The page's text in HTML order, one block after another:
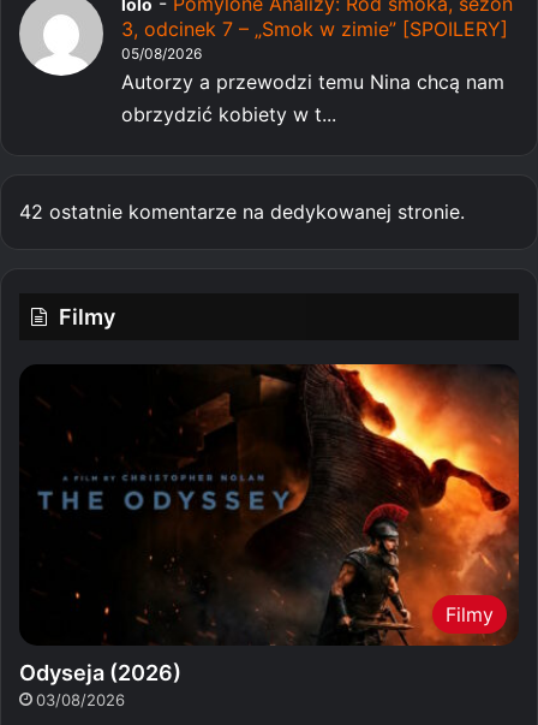
3, odcinek 7 – „Smok w zimie” [SPOILERY]
05/08/2026
Autorzy a przewodzi temu Nina chcą nam
obrzydzić kobiety w t...
42 ostatnie komentarze na dedykowanej stronie.
Filmy
Filmy
Odyseja (2026)
03/08/2026